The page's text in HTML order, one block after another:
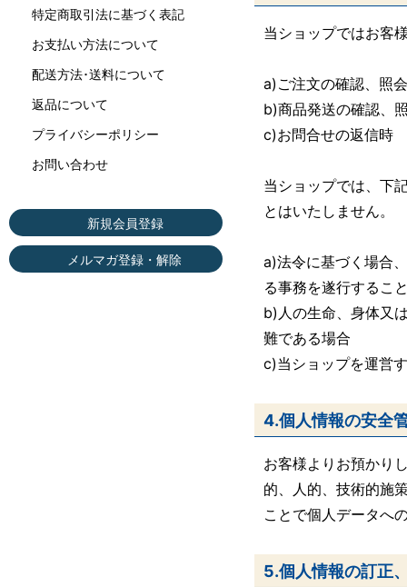
当ショップではお客
a)ご注文の確認、照会
b)商品発送の確認、
c)お問合せの返信時
当ショップでは、下
とはいたしません。
a)法令に基づく場合
る事務を遂行するこ
b)人の生命、身体又
難である場合
c)当ショップを運営
4.個人情報の安全
お客様よりお預かり
的、人的、技術的施
ことで個人データへ
5.個人情報の訂正
特定商取引法に基づく表記
お支払い方法について
配送方法･送料について
返品について
プライバシーポリシー
お問い合わせ
新規会員登録
メルマガ登録・解除